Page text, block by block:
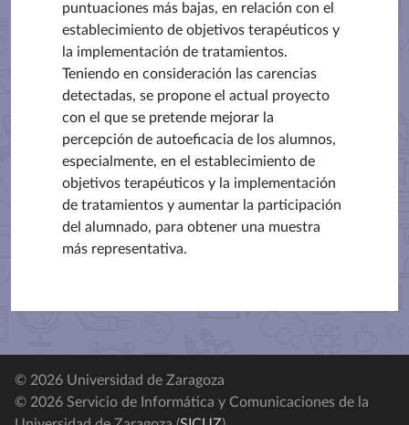
puntuaciones más bajas, en relación con el
establecimiento de objetivos terapéuticos y
la implementación de tratamientos.
Teniendo en consideración las carencias
detectadas, se propone el actual proyecto
con el que se pretende mejorar la
percepción de autoeficacia de los alumnos,
especialmente, en el establecimiento de
objetivos terapéuticos y la implementación
de tratamientos y aumentar la participación
del alumnado, para obtener una muestra
más representativa.
© 2026 Universidad de Zaragoza
© 2026 Servicio de Informática y Comunicaciones de la